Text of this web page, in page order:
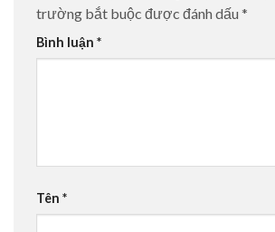
trường bắt buộc được đánh dấu *
Bình luận *
Tên *